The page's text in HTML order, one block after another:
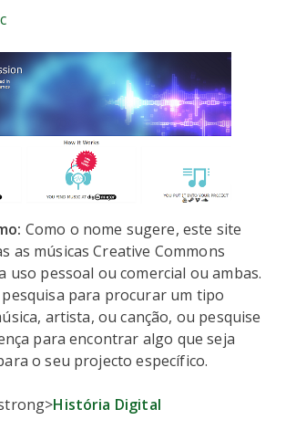
Como o nome sugere, este site
as músicas Creative Commons
uso pessoal ou comercial ou ambas.
para procurar um tipo
artista, ou canção, ou pesquise
para encontrar algo que seja
o seu projecto específico.
História Digital